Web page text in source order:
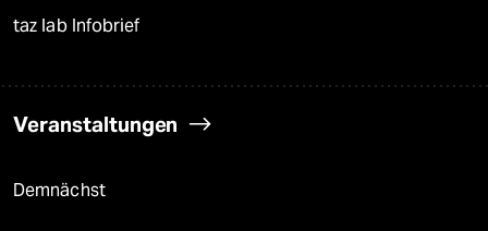
taz lab Infobrief
Veranstaltungen
Demnächst